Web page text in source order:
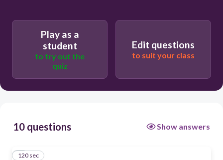
Play as a
student
to try out the
quiz
Edit questions
to suit your class
10 questions Show answers
1
120 sec